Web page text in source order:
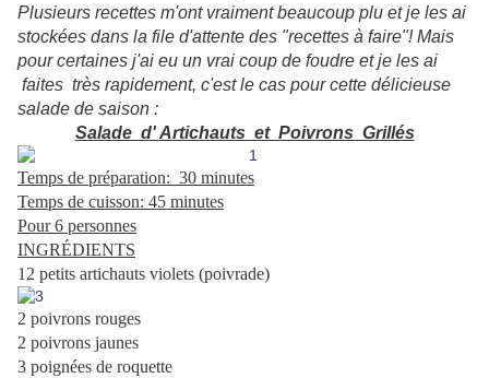
Plusieurs recettes m'ont vraiment beaucoup plu et je les ai
stockées dans la file d'attente des "recettes à faire"! Mais
pour certaines j'ai eu un vrai coup de foudre et je les ai
faites très rapidement, c'est le cas pour cette délicieuse
salade de saison :
Salade d' Artichauts et Poivrons Grillés
Temps de préparation: 30 minutes
Temps de cuisson: 45 minutes
Pour 6 personnes
INGRÉDIENTS
12 petits artichauts violets (poivrade)
2 poivrons rouges
2 poivrons jaunes
3 poignées de roquette